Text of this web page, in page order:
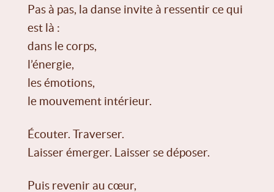
Pas à pas, la danse invite à ressentir ce qui
est là :
dans le corps,
l’énergie,
les émotions,
le mouvement intérieur.
Écouter. Traverser.
Laisser émerger. Laisser se déposer.
Puis revenir au cœur,